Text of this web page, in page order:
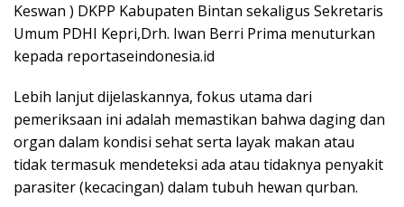
Keswan ) DKPP Kabupaten Bintan sekaligus Sekretaris
Umum PDHI Kepri,Drh. Iwan Berri Prima menuturkan
kepada reportaseindonesia.id
Lebih lanjut dijelaskannya, fokus utama dari
pemeriksaan ini adalah memastikan bahwa daging dan
organ dalam kondisi sehat serta layak makan atau
tidak termasuk mendeteksi ada atau tidaknya penyakit
parasiter (kecacingan) dalam tubuh hewan qurban.